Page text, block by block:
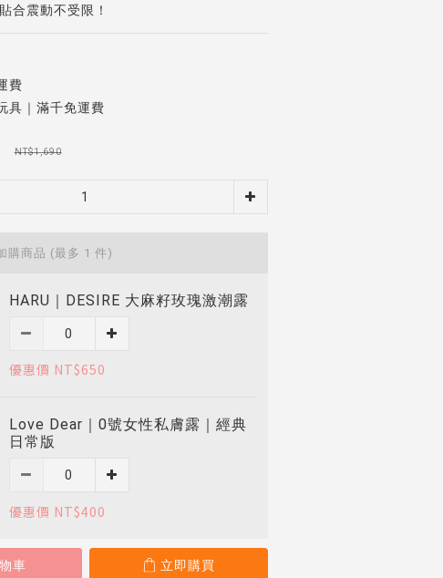
合震動不受限！
費
具｜滿千免運費
NT$1,690
購商品 (最多 1 件)
HARU｜DESIRE 大麻籽玫瑰激潮露
優惠價 NT$650
Love Dear｜0號女性私膚露｜經典
日常版
優惠價 NT$400
車 立即購買